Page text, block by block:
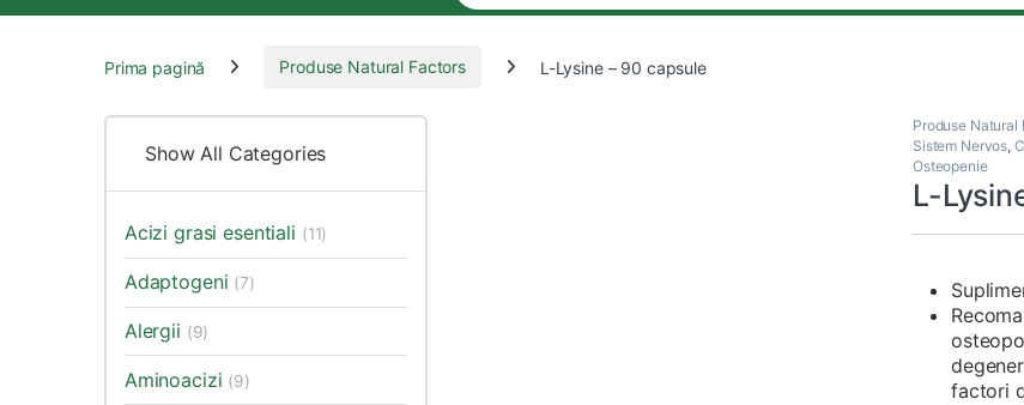
Prima pagină Produse Natural Factors L-Lysine – 90 capsule
Produse Natural
Sistem Nervos,
Osteopenie
L-
factori
Show All Categories
Acizi grasi esentiali (11)
Adaptogeni (7)
Alergii (9)
Aminoacizi (9)